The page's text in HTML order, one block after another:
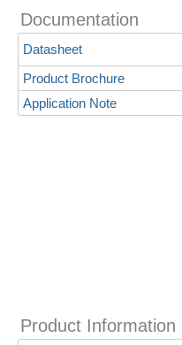
Documentation
Datasheet
Product Brochure
Application Note
Product Information